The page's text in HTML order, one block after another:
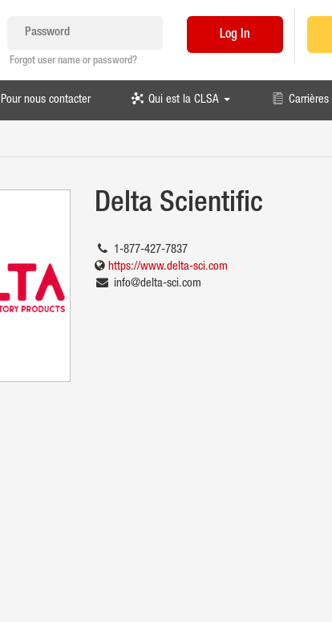
Forgot user name or password?
Log In
Pour nous contacter Qui est la CLSA Carrières
Delta Scientific
1-877-427-7837
https://www.delta-sci.com
info@delta-sci.com